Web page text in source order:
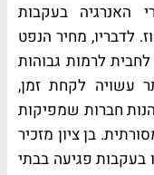
האנרגיה בעקבות
לדבריו, מחיר הנפט
קצת יותר מ 60 דולר לחבית לרמות גבוהות
עשויה לקחת זמן,
חברות שמפיקות
בן ציון מזכיר
פגיעה בבתי